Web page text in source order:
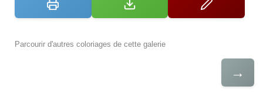
Parcourir d'autres coloriages de cette galerie
→